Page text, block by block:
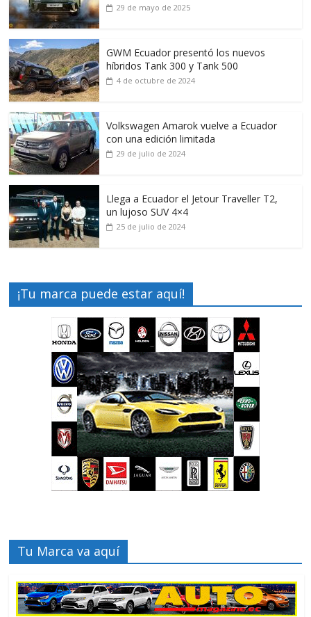
29 de mayo de 2025
GWM Ecuador presentó los nuevos
híbridos Tank 300 y Tank 500
4 de octubre de 2024
Volkswagen Amarok vuelve a Ecuador
con una edición limitada
29 de julio de 2024
Llega a Ecuador el Jetour Traveller T2,
un lujoso SUV 4×4
25 de julio de 2024
¡Tu marca puede estar aquí!
Tu Marca va aquí